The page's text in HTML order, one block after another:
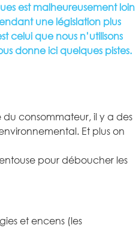
est malheureusement loin
une législation plus
celui que nous n’utilisons
donne ici quelques pistes.
du consommateur, il y a des
Et plus on
pour déboucher les
et encens (les